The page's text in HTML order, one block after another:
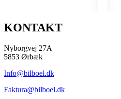
76
0-100 km/t.
4,4
KONTAKT
Nyborgvej 27A
5853 Ørbæk
Info@bilboel.dk
Faktura@bilboel.dk